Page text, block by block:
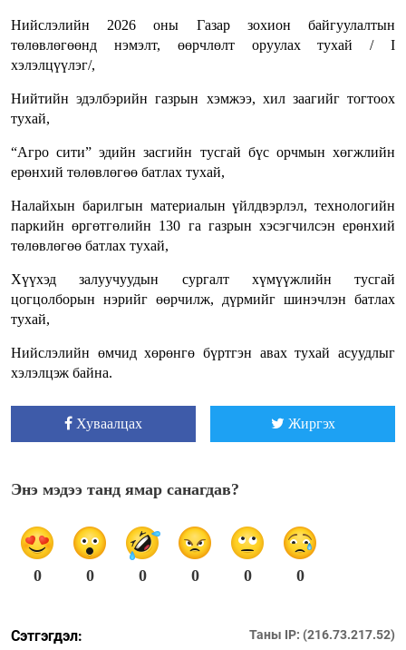
Нийслэлийн 2026 оны Газар зохион байгуулалтын
төлөвлөгөөнд нэмэлт, өөрчлөлт оруулах тухай / I
хэлэлцүүлэг/,
Нийтийн эдэлбэрийн газрын хэмжээ, хил заагийг тогтоох
тухай,
“Агро сити” эдийн засгийн тусгай бүс орчмын хөгжлийн
ерөнхий төлөвлөгөө батлах тухай,
Налайхын барилгын материалын үйлдвэрлэл, технологийн
паркийн өргөтгөлийн 130 га газрын хэсэгчилсэн ерөнхий
төлөвлөгөө батлах тухай,
Хүүхэд залуучуудын сургалт хүмүүжлийн тусгай
цогцолборын нэрийг өөрчилж, дүрмийг шинэчлэн батлах
тухай,
Нийслэлийн өмчид хөрөнгө бүртгэн авах тухай асуудлыг
хэлэлцэж байна.
Хуваалцах Жиргэх
Энэ мэдээ танд ямар санагдав?
0 0 0 0 0 0
Сэтгэгдэл: Таны IP: (216.73.217.52)